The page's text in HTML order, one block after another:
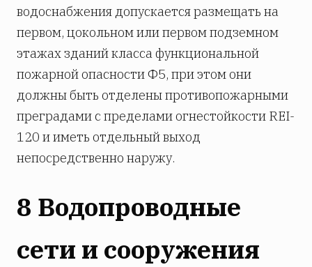
водоснабжения допускается размещать на
первом, цокольном или первом подземном
этажах зданий класса функциональной
пожарной опасности Ф5, при этом они
должны быть отделены противопожарными
преградами с пределами огнестойкости REI-
120 и иметь отдельный выход
непосредственно наружу.
8 Водопроводные
сети и сооружения